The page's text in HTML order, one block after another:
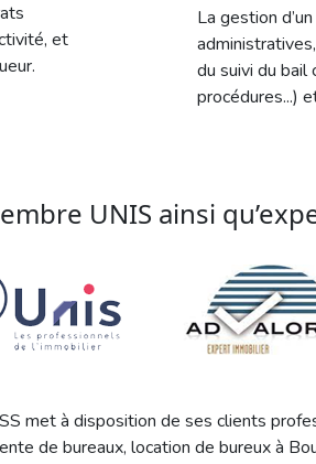
et
La gestion
du suivi du bail
procédures...)
UNIS ainsi
met à disposition de ses clients
de bureaux, location de bureux à